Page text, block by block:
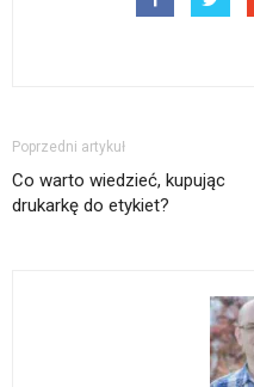
Poprzedni artykuł
Co warto wiedzieć, kupując
drukarkę do etykiet?